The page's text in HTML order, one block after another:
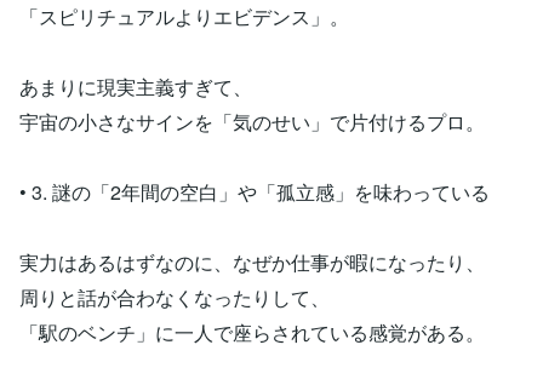
「スピリチュアルよりエビデンス」。
あまりに現実主義すぎて、
宇宙の小さなサインを「気のせい」で片付けるプロ。
• 3. 謎の「2年間の空白」や「孤立感」を味わっている
実力はあるはずなのに、なぜか仕事が暇になったり、
周りと話が合わなくなったりして、
「駅のベンチ」に一人で座らされている感覚がある。